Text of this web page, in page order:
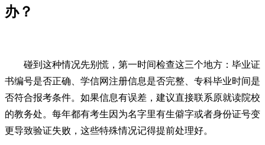
办？
碰到这种情况先别慌，第一时间检查这三个地方：毕业证
书编号是否正确、学信网注册信息是否完整、专科毕业时间是
否符合报考条件。如果信息有误差，建议直接联系原就读院校
的教务处。每年都有考生因为名字里有生僻字或者身份证号变
更导致验证失败，这些特殊情况记得提前处理好。